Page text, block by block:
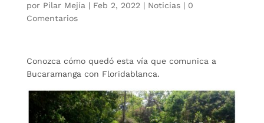
por Pilar Mejía | Feb 2, 2022 | Noticias| 0
Comentarios
Conozca cómo quedó esta vía que comunica a
Bucaramanga con Floridablanca.